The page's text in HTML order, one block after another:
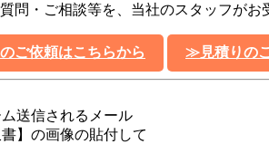
問・ご相談等を、当社のスタッフが
ご依頼はこちらから ≫見積りの
送信されるメール
】の画像の貼付して